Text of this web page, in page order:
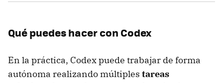
Qué puedes hacer con Codex
En la práctica, Codex puede trabajar de forma
autónoma realizando múltiples tareas